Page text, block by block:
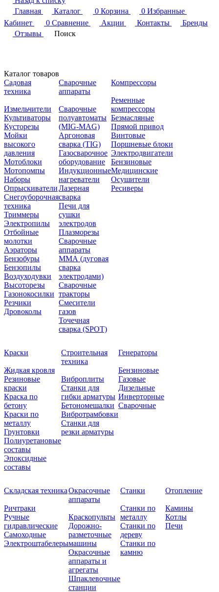
Главная
Каталог 0 Корзина 0 Избранные
Кабинет
0 Сравнение Акции Контакты
Бренды
Отзывы
Поиск
Каталог товаров
Садовая
техника
Измельчители
Культиваторы
Кусторезы
Мойки
высокого
давления
Мотоблоки
Мотопомпы
Наборы
Опрыскиватели
Снегоуборочная
техника
Триммеры
Электропилы
Отбойные
молотки
Аэраторы
Бензобуры
Бензопилы
Воздуходувки
Высоторезы
Газонокосилки
Резчики
Дровоколы
Сварочные
аппараты
Сварочные
полуавтоматы
(MIG-MAG)
Аргоновая
сварка (TIG)
Газосварочное
оборудование
Индукционные
нагреватели
Лазерная
сварка
Печи для
сушки
электродов
Плазморезы
Сварочные
аппараты
ММА (дуговая
сварка
электродами)
Сварочные
тракторы
Смесители
газов
Точечная
сварка (SPOT)
Компрессоры
Ременные
компрессоры
Безмасляные
Прямой привод
Винтовые
Поршневые блоки
Электродвигатели
Бензиновые
Медицинские
Осушители
Ресиверы
Краски
Жидкая кровля
Резиновые
краски
Краска по
бетону
Краски по
металлу
Грунтовки
Полиуретановые
составы
Эпоксидные
составы
Строительная
техника
Виброплиты
Станки для
гибки арматуры
Бетономешалки
Вибротрамбовки
Станки для
резки арматуры
Генераторы
Бензиновые
Газовые
Дизельные
Инверторные
Сварочные
Складская техника
Ричтраки
Ручные
гидравлические
Самоходные
Электроштабелеры
Окрасочные
аппараты
Краскопульты
Дорожно-
разметочные
машины
Окрасочные
аппараты и
агрегаты
Шпаклевочные
станции
Станки
Станки по
металлу
Станки по
дереву
Станки по
камню
Отопление
Камины
Котлы
Печи